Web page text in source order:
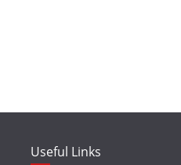
Useful Links